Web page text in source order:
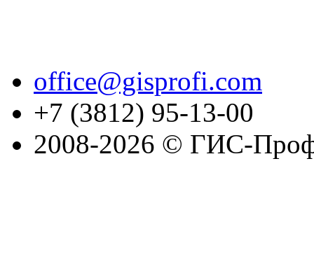
office@gisprofi.com
+7 (3812) 95-13-00
2008-2026 © ГИС-